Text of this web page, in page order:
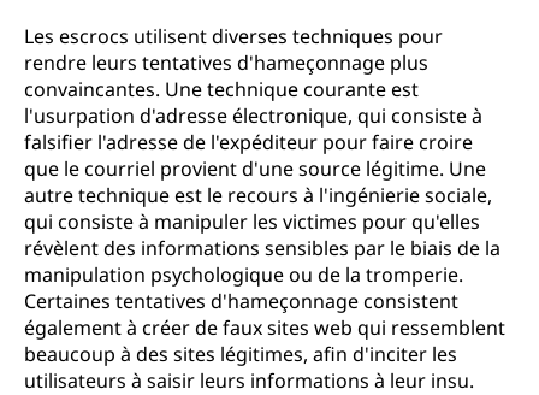
Les escrocs utilisent diverses techniques pour
rendre leurs tentatives d'hameçonnage plus
convaincantes. Une technique courante est
l'usurpation d'adresse électronique, qui consiste à
falsifier l'adresse de l'expéditeur pour faire croire
que le courriel provient d'une source légitime. Une
autre technique est le recours à l'ingénierie sociale,
qui consiste à manipuler les victimes pour qu'elles
révèlent des informations sensibles par le biais de la
manipulation psychologique ou de la tromperie.
Certaines tentatives d'hameçonnage consistent
également à créer de faux sites web qui ressemblent
beaucoup à des sites légitimes, afin d'inciter les
utilisateurs à saisir leurs informations à leur insu.